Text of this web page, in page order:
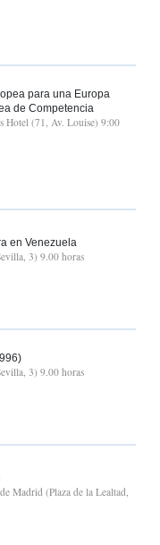
para una Europa
de Competencia
Hotel (71, Av. Louise) 9:00
en Venezuela
3) 9.00 horas
3) 9.00 horas
Madrid (Plaza de la Lealtad,